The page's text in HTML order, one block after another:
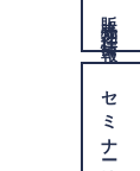
販売物件
情報
セミナー
情報